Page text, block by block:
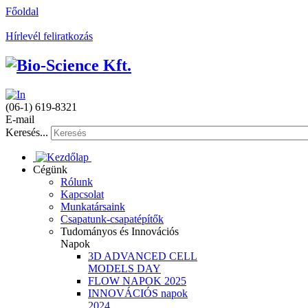
Főoldal
Hírlevél feliratkozás
(06-1) 619-8321
E-mail
Keresés...
Cégünk
Rólunk
Kapcsolat
Munkatársaink
Csapatunk-csapatépítők
Tudományos és Innovációs
Napok
3D ADVANCED CELL
MODELS DAY
FLOW NAPOK 2025
INNOVÁCIÓS napok
2024